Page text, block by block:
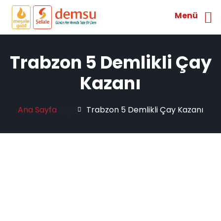
Trabzon 5 Demlikli Çay
Kazanı
Ana Sayfa Trabzon 5 Demlikli Çay Kazanı
Menü